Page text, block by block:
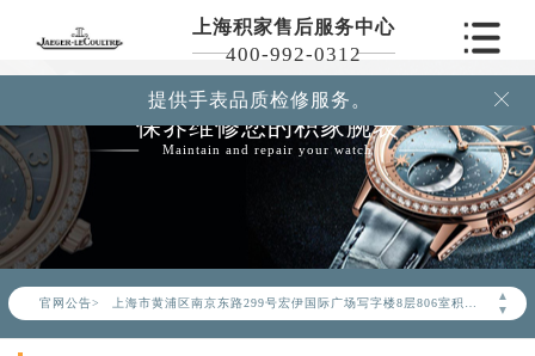
上海积家售后服务中心
400-992-0312
提供手表品质检修服务。 
保养维修您的积家腕表
Maintain and repair your watch
官网公告>
▲
▼
2026年6月积家上海市售后服务网络优化升级公告
2026年6月上海市积家官方售后客户服务热线：400-992-0312
2026年6月积家售后服务中心最新网点地址：
上海市徐汇区虹桥路3号港汇中心写字楼2座37层3705室（需提前预约）
上海市黄浦区南京东路299号宏伊国际广场写字楼8层806室（需提前预约）
上海市徐汇区虹桥路3号港汇中心2座37层3705室积家售后服务中心（需提前预约）